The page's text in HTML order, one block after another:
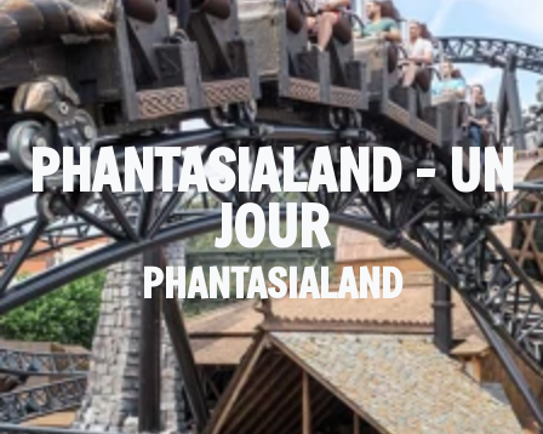
PHANTASIALAND - UN
JOUR
PHANTASIALAND